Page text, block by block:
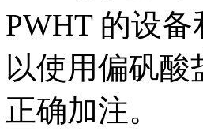
PWHT 的设
以使用偏矾酸
正确加注。